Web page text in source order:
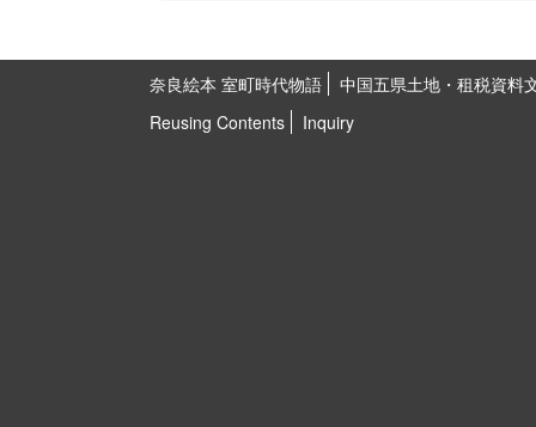
奈良絵本 室町時代物語
中国五県土地・租税資料
Reusing Contents
Inquiry